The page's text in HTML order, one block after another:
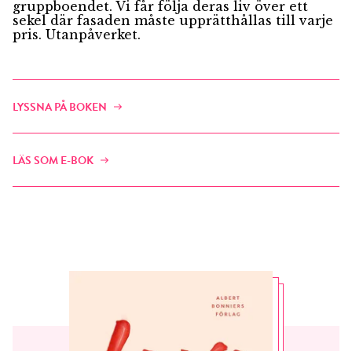
gruppboendet. Vi får följa deras liv över ett
sekel där fasaden måste upprätthållas till varje
pris. Utanpåverket.
LYSSNA PÅ BOKEN
LÄS SOM E-BOK